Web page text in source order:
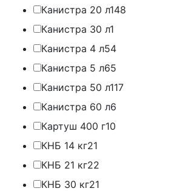
Канистра 20 л148
Канистра 30 л1
Канистра 4 л54
Канистра 5 л65
Канистра 50 л117
Канистра 60 л6
Картуш 400 г10
КНБ 14 кг21
КНБ 21 кг22
КНБ 30 кг21